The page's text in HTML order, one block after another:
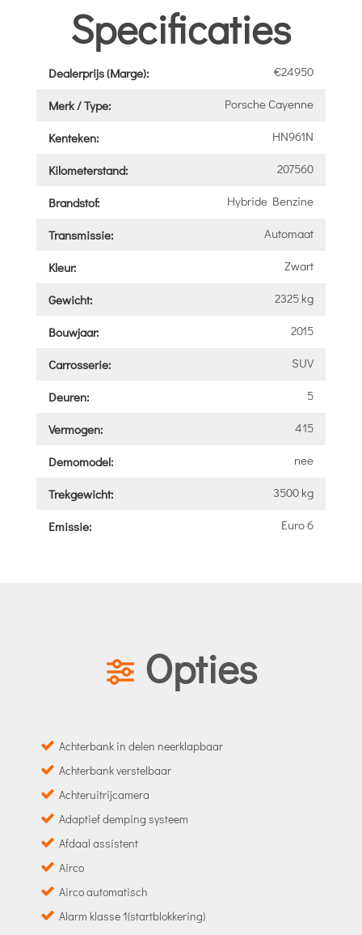
Specificaties
Dealerprijs (Marge): €24950
Merk / Type: Porsche Cayenne
Kenteken: HN961N
Kilometerstand: 207560
Brandstof: Hybride Benzine
Transmissie: Automaat
Kleur: Zwart
Gewicht: 2325 kg
Bouwjaar: 2015
Carrosserie: SUV
Deuren: 5
Vermogen: 415
Demomodel: nee
Trekgewicht: 3500 kg
Emissie: Euro 6
Opties
Achterbank in delen neerklapbaar
Achterbank verstelbaar
Achteruitrijcamera
Adaptief demping systeem
Afdaal assistent
Airco
Airco automatisch
Alarm klasse 1(startblokkering)